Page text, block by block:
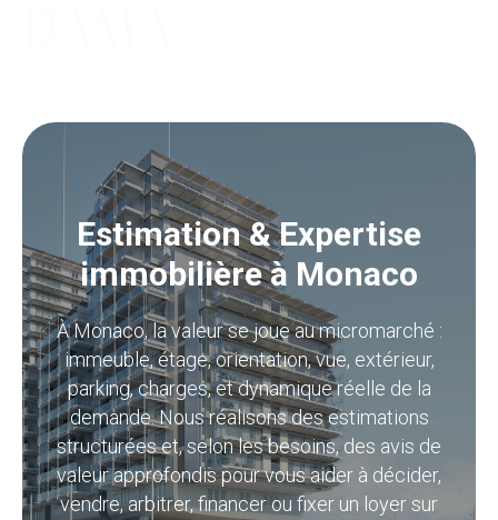
Estimation & Expertise
immobilière à Monaco
À Monaco, la valeur se joue au micromarché :
immeuble, étage, orientation, vue, extérieur,
parking, charges, et dynamique réelle de la
demande. Nous réalisons des estimations
structurées et, selon les besoins, des avis de
valeur approfondis pour vous aider à décider,
vendre, arbitrer, financer ou fixer un loyer sur